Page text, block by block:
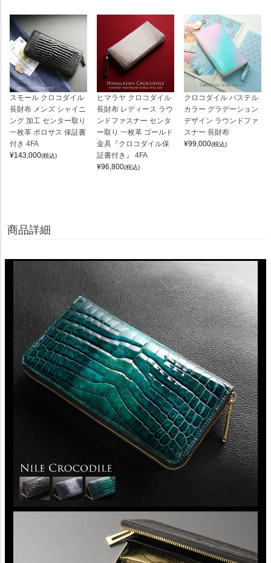
スモール クロコダイル
長財布 メンズ シャイニ
ング 加工 センター取り
一枚革 ポロサス 保証書
付き 4FA
¥143,000(税込)
ヒマラヤ クロコダイル
長財布 レディース ラウ
ンドファスナー センタ
ー取り 一枚革 ゴールド
金具『クロコダイル保
証書付き』 4FA
¥96,800(税込)
クロコダイル パステル
カラー グラデーション
デザイン ラウンドファ
スナー 長財布
¥99,000(税込)
商品詳細